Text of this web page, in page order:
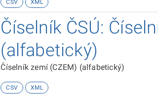
CSV XML
Číselník ČSÚ:
(alfabetický)
Číselník zemí (CZEM) (alfabetický)
CSV XML